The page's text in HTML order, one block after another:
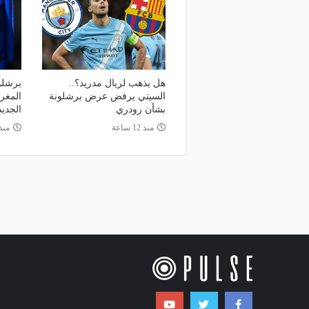
هل يذهب لريال مدريد؟..
السيتي يرفض عرض برشلونة
بشأن رودري
منذ 12 ساعة منذ 21